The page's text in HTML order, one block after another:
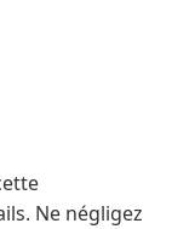
Ne négligez